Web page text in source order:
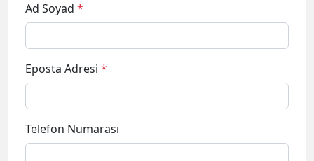
Ad Soyad *
Eposta Adresi *
Telefon Numarası